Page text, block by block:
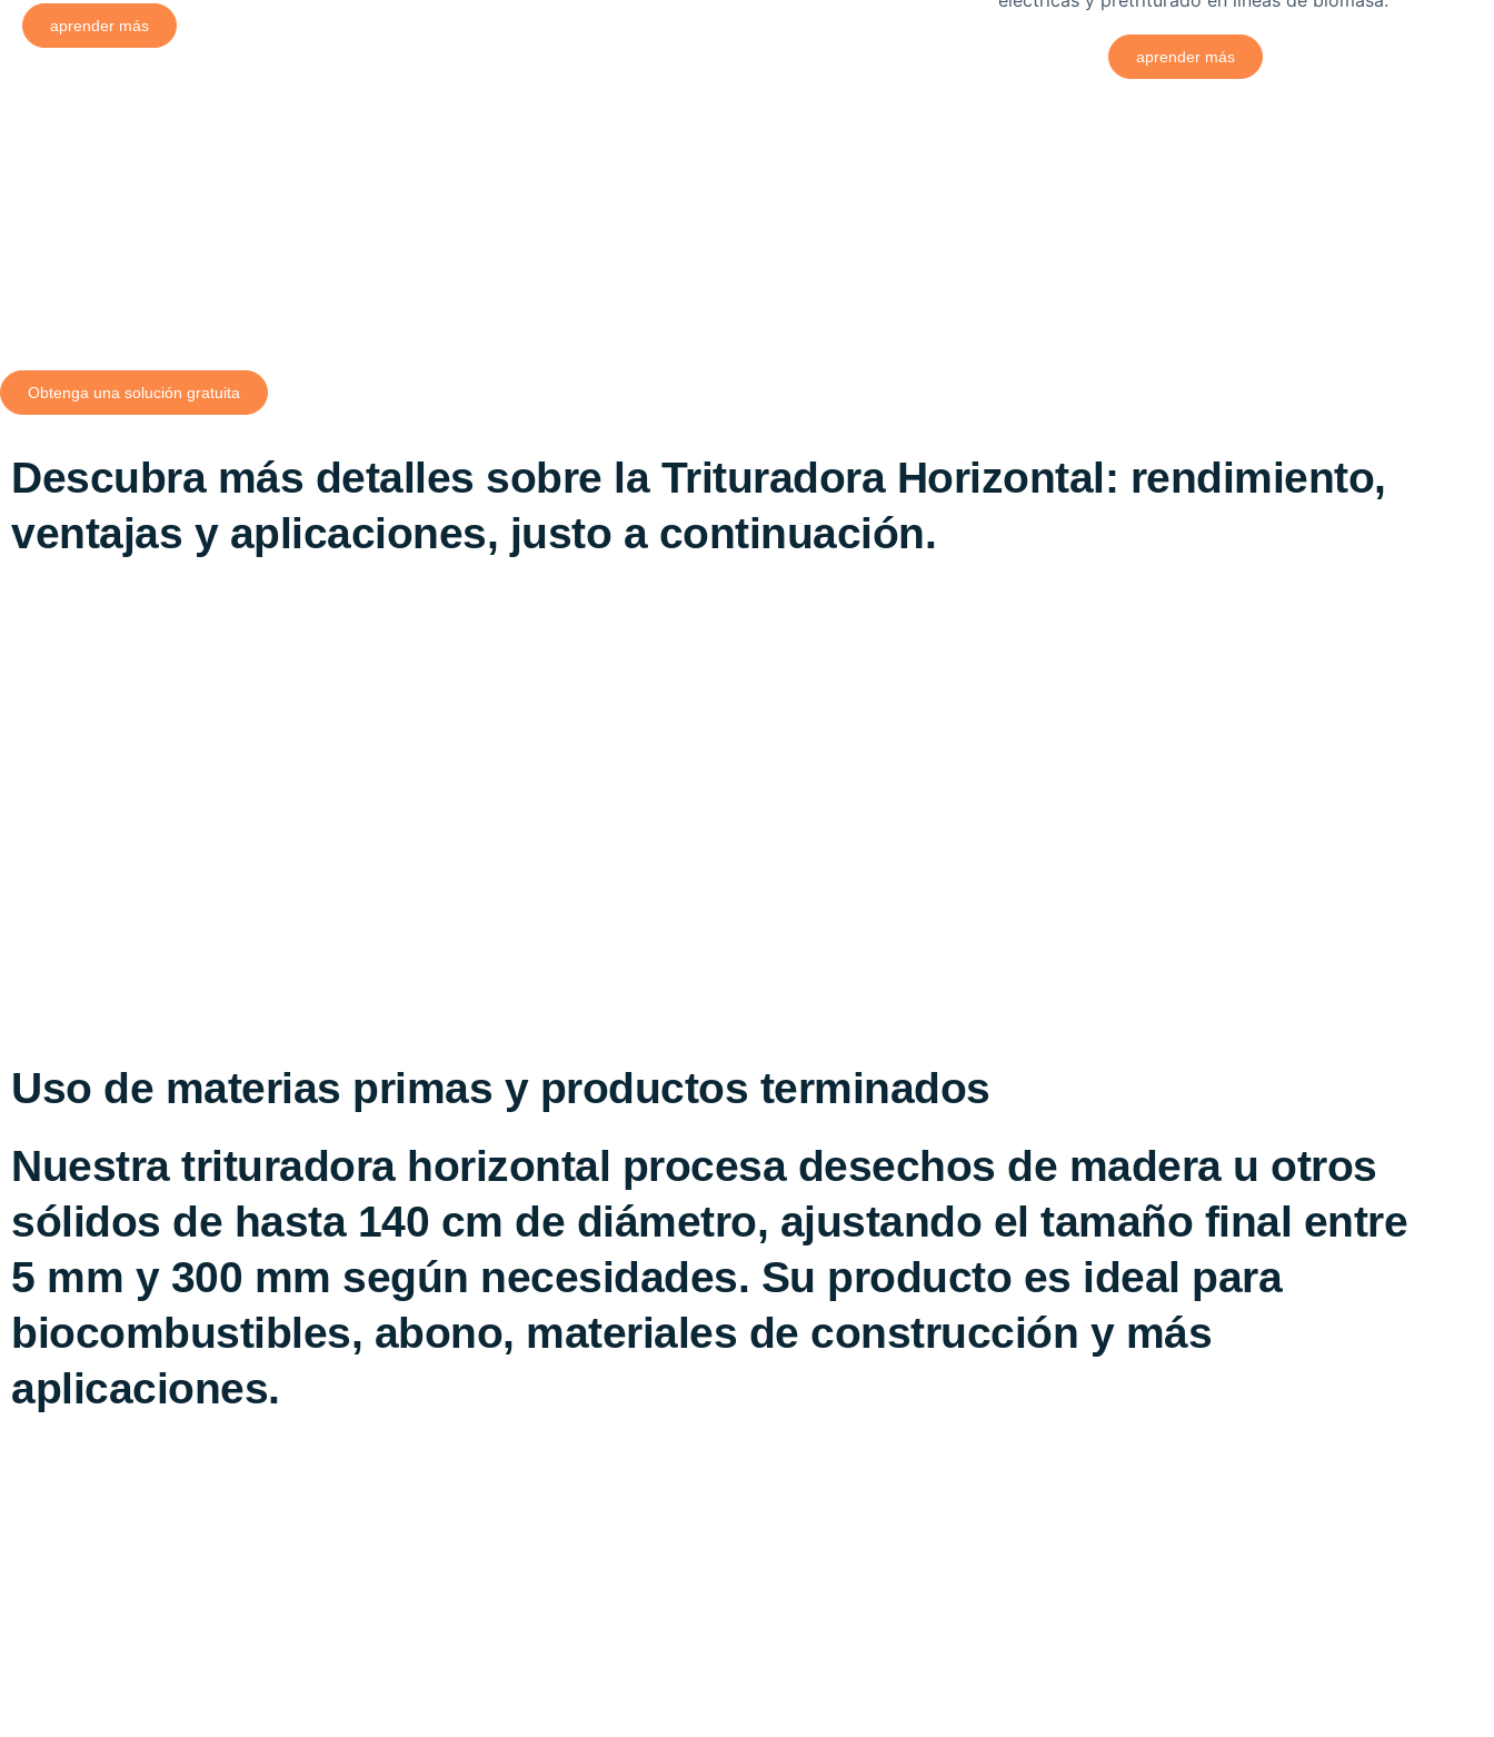
aprender más
aprender más
Obtenga una solución gratuita
Descubra más detalles sobre la Trituradora Horizontal: rendimiento,
ventajas y aplicaciones, justo a continuación.
Uso de materias primas y productos terminados
Nuestra trituradora horizontal procesa desechos de madera u otros
sólidos de hasta 140 cm de diámetro, ajustando el tamaño final entre
5 mm y 300 mm según necesidades. Su producto es ideal para
biocombustibles, abono, materiales de construcción y más
aplicaciones.